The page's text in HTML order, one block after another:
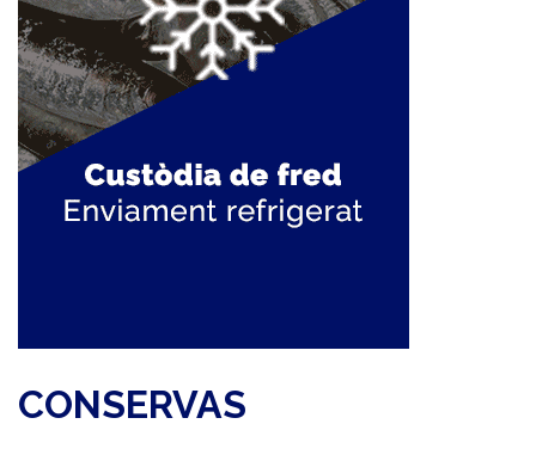
CONSERVAS